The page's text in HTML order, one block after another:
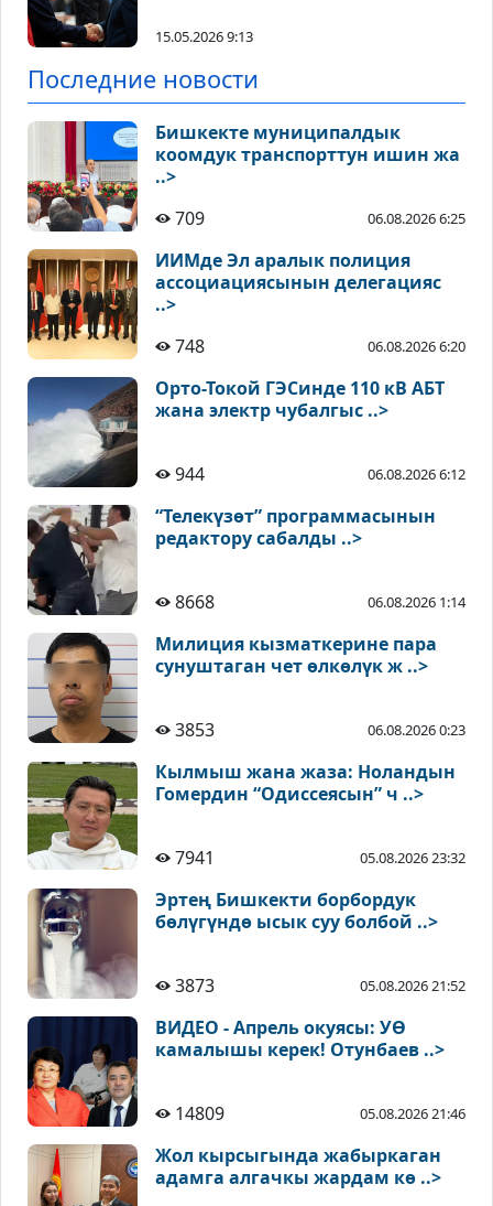
15.05.2026 9:13
Последние новости
Бишкекте муниципалдык
коомдук транспорттун ишин жа
..>
709
06.08.2026 6:25
ИИМде Эл аралык полиция
ассоциациясынын делегацияс
..>
748
06.08.2026 6:20
Орто-Токой ГЭСинде 110 кВ АБТ
жана электр чубалгыс ..>
944 06.08.2026 6:12
“Телекүзөт” программасынын
редактору сабалды ..>
8668 06.08.2026 1:14
Милиция кызматкерине пара
сунуштаган чет өлкөлүк ж ..>
3853 06.08.2026 0:23
Кылмыш жана жаза: Ноландын
Гомердин “Одиссеясын” ч ..>
7941 05.08.2026 23:32
Эртең Бишкекти борбордук
бөлүгүндө ысык суу болбой ..>
3873 05.08.2026 21:52
ВИДЕО - Апрель окуясы: УӨ
камалышы керек! Отунбаев ..>
14809 05.08.2026 21:46
Жол кырсыгында жабыркаган
адамга алгачкы жардам кө ..>